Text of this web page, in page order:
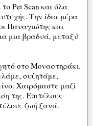
Pet Scan και όλα
Την ίδια μέρα
Παναγιώτης και
μια βραδυά, μεταξύ
στο Μοναστηράκι.
συζητάμε,
Χαιρόμαστε μαζί
της. Επιτέλους
ζωή ξανά.